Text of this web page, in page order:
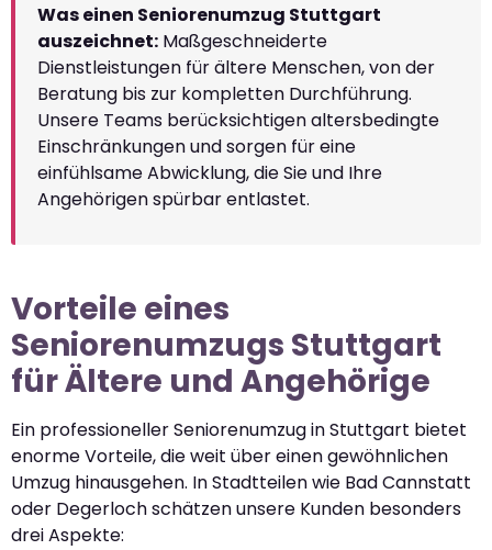
Was einen Seniorenumzug Stuttgart
auszeichnet: Maßgeschneiderte
Dienstleistungen für ältere Menschen, von der
Beratung bis zur kompletten Durchführung.
Unsere Teams berücksichtigen altersbedingte
Einschränkungen und sorgen für eine
einfühlsame Abwicklung, die Sie und Ihre
Angehörigen spürbar entlastet.
Vorteile eines
Seniorenumzugs Stuttgart
für Ältere und Angehörige
Ein professioneller Seniorenumzug in Stuttgart bietet
enorme Vorteile, die weit über einen gewöhnlichen
Umzug hinausgehen. In Stadtteilen wie Bad Cannstatt
oder Degerloch schätzen unsere Kunden besonders
drei Aspekte: